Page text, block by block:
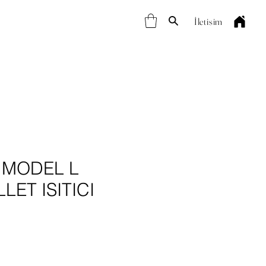
İletişim
L
ISITICI